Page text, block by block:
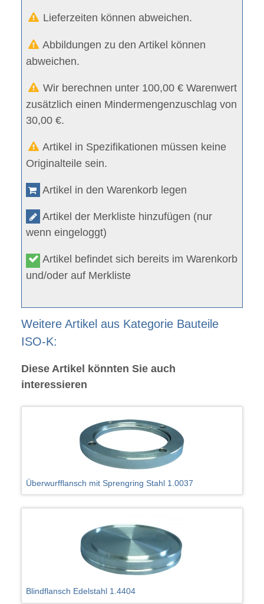
Lieferzeiten können abweichen.
Abbildungen zu den Artikel können
abweichen.
Wir berechnen unter 100,00 € Warenwert
zusätzlich einen Mindermengenzuschlag von
30,00 €.
Artikel in Spezifikationen müssen keine
Originalteile sein.
Artikel in den Warenkorb legen
Artikel der Merkliste hinzufügen (nur
wenn eingeloggt)
Artikel befindet sich bereits im Warenkorb
und/oder auf Merkliste
Weitere Artikel aus Kategorie Bauteile
ISO-K:
Diese Artikel könnten Sie auch
interessieren
Überwurfflansch mit Sprengring Stahl 1.0037
Blindflansch Edelstahl 1.4404